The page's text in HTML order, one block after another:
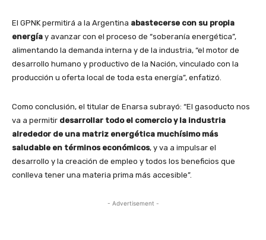
El GPNK permitirá a la Argentina abastecerse con su propia
energía y avanzar con el proceso de “soberanía energética”,
alimentando la demanda interna y de la industria, “el motor de
desarrollo humano y productivo de la Nación, vinculado con la
producción u oferta local de toda esta energía”, enfatizó.
Como conclusión, el titular de Enarsa subrayó: “El gasoducto nos
va a permitir desarrollar todo el comercio y la industria
alrededor de una matriz energética muchísimo más
saludable en términos económicos, y va a impulsar el
desarrollo y la creación de empleo y todos los beneficios que
conlleva tener una materia prima más accesible”.
- Advertisement -